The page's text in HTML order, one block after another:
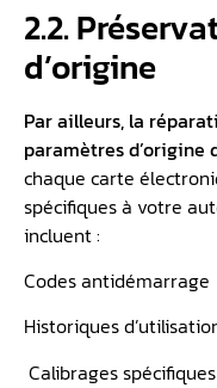
2.2.
d’origine
Par ailleurs, la
paramètres d’origine
chaque carte
spécifiques à votre
incluent :
Codes antidémarrage
Historiques
️ Calibrages spécifiques